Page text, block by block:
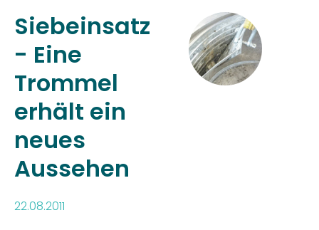
Siebeinsatz
- Eine
Trommel
erhält ein
neues
Aussehen
22.08.2011